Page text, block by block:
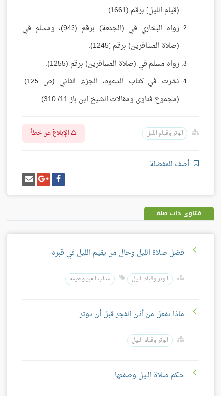
(قيام الليل) برقم (1661).
رواه البخاري في (الجمعة) برقم (943)، ومسلم في
(صلاة المسافرين) برقم (1245).
رواه مسلم في (صلاة المسافرين) برقم (1255).
نشرت في كتاب الدعوة، الجزء الثاني (ص 125).
(مجموع فتاوى ومقالات الشيخ ابن باز 11/ 310).
الوتر وقيام الليل الإبلاغ عن خطأ
أضف للمفضلة
شارك
على
فيسبوك
شارك
على
غوغل
بلس
إرسل
إيميل
فتاوى ذات صلة
فضل صلاة الليل وحال من يقيم الليل في قبره
الوتر وقيام الليل عذاب القبر ونعيمه
ماذا يفعل من أذن الفجر قبل أن يوتر
الوتر وقيام الليل
حكم صلاة الليل وصفتها